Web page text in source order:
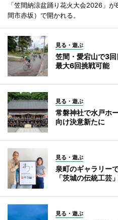
「笠間納涼盆踊り花火大会2026」
間市赤坂）で開かれる。
見る・遊ぶ
笠間・愛宕山で3
最大6回挑戦可能
見る・遊ぶ
常磐神社で水戸ホ
向け決意新たに
見る・遊ぶ
泉町のギャラリー
「茨城の伝統工芸
見る・遊ぶ